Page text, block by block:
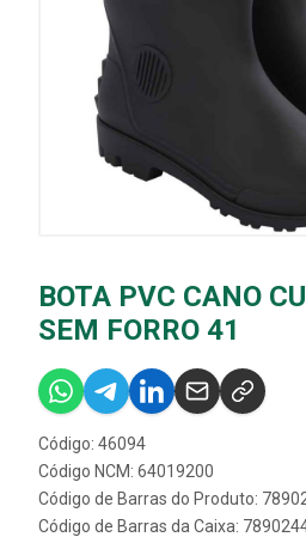
BOTA PVC CANO
SEM FORRO 41
Código: 46094
Código NCM: 64019200
Código de Barras do Produto:
Código de Barras da Caixa: